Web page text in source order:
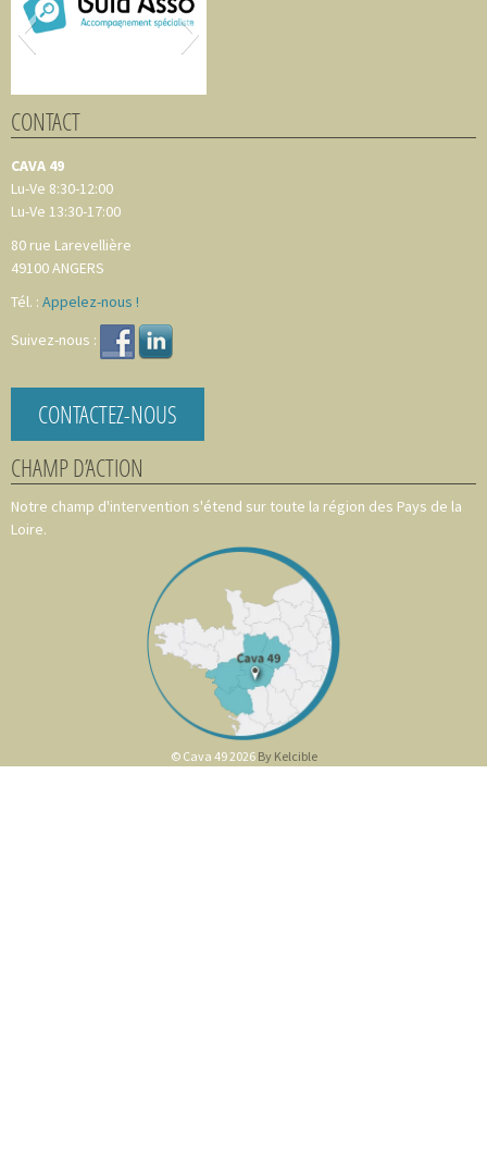
CONTACT
CAVA 49
Lu-Ve 8:30-12:00
Lu-Ve 13:30-17:00
80 rue Larevellière
49100ANGERS
Tél. : Appelez-nous !
Suivez-nous :
CONTACTEZ-NOUS
CHAMP D’ACTION
Notre champ d'intervention s'étend sur toute la région des Pays de la
Loire.
© Cava 49 2026 By Kelcible